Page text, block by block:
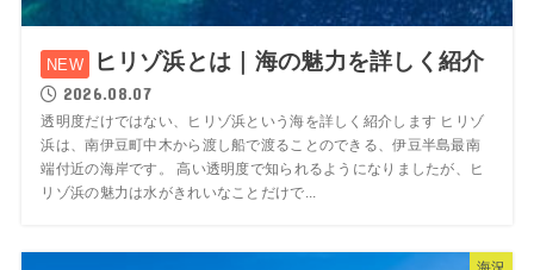
ヒリゾ浜とは｜海の魅力を詳しく紹介
2026.08.07
透明度だけではない、ヒリゾ浜という海を詳しく紹介します ヒリゾ
浜は、南伊豆町中木から渡し船で渡ることのできる、伊豆半島最南
端付近の海岸です。 高い透明度で知られるようになりましたが、ヒ
リゾ浜の魅力は水がきれいなことだけで...